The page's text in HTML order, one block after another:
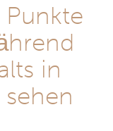
in